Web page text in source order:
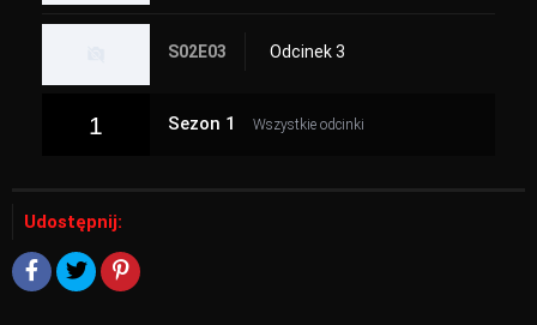
S02E03 Odcinek 3
1 Sezon 1 Wszystkie odcinki
Udostępnij: